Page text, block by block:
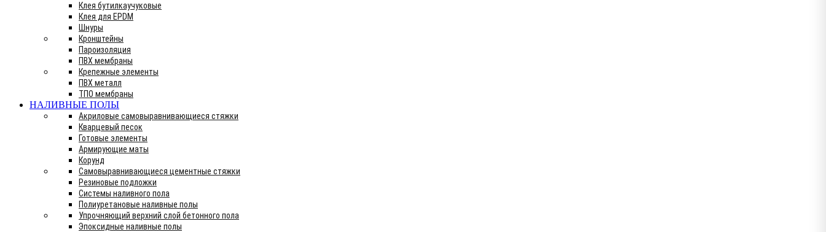
Клея бутилкаучуковые
Клея для EPDM
Шнуры
Кронштейны
Пароизоляция
ПВХ мембраны
Крепежные элементы
ПВХ металл
ТПО мембраны
НАЛИВНЫЕ ПОЛЫ
Акриловые самовыравнивающиеся стяжки
Кварцевый песок
Готовые элементы
Армирующие маты
Корунд
Самовыравнивающиеся цементные стяжки
Резиновые подложки
Системы наливного пола
Полиуретановые наливные полы
Упрочняющий верхний слой бетонного пола
Эпоксидные наливные полы